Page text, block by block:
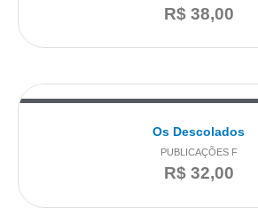
R$38,00
Os Descolados
PUBLICAÇÕES F
R$32,00